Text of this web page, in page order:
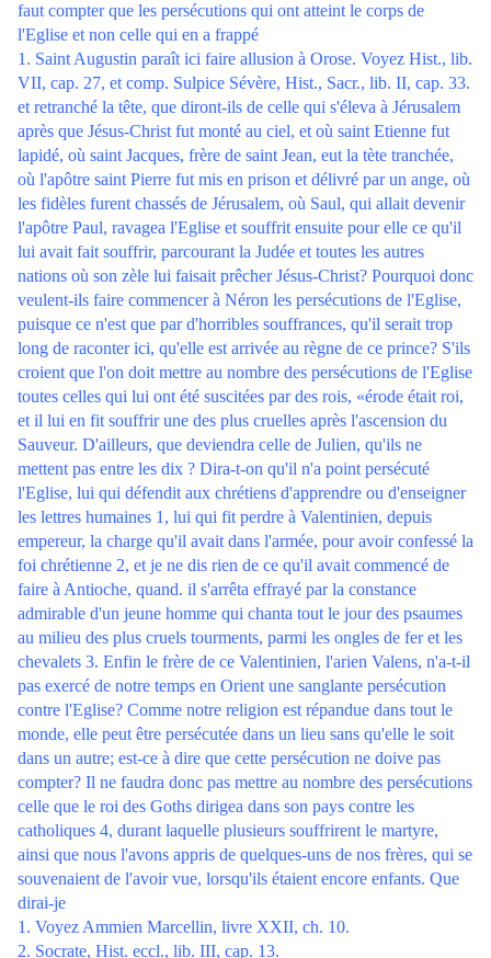
faut compter que les persécutions qui ont atteint le corps de
l'Eglise et non celle qui en a frappé
1. Saint Augustin paraît ici faire allusion à Orose. Voyez Hist., lib.
VII, cap. 27, et comp. Sulpice Sévère, Hist., Sacr., lib. II, cap. 33.
et retranché la tête, que diront-ils de celle qui s'éleva à Jérusalem
après que Jésus-Christ fut monté au ciel, et où saint Etienne fut
lapidé, où saint Jacques, frère de saint Jean, eut la tète tranchée,
où l'apôtre saint Pierre fut mis en prison et délivré par un ange, où
les fidèles furent chassés de Jérusalem, où Saul, qui allait devenir
l'apôtre Paul, ravagea l'Eglise et souffrit ensuite pour elle ce qu'il
lui avait fait souffrir, parcourant la Judée et toutes les autres
nations où son zèle lui faisait prêcher Jésus-Christ? Pourquoi donc
veulent-ils faire commencer à Néron les persécutions de l'Eglise,
puisque ce n'est que par d'horribles souffrances, qu'il serait trop
long de raconter ici, qu'elle est arrivée au règne de ce prince? S'ils
croient que l'on doit mettre au nombre des persécutions de l'Eglise
toutes celles qui lui ont été suscitées par des rois, «érode était roi,
et il lui en fit souffrir une des plus cruelles après l'ascension du
Sauveur. D'ailleurs, que deviendra celle de Julien, qu'ils ne
mettent pas entre les dix ? Dira-t-on qu'il n'a point persécuté
l'Eglise, lui qui défendit aux chrétiens d'apprendre ou d'enseigner
les lettres humaines 1, lui qui fit perdre à Valentinien, depuis
empereur, la charge qu'il avait dans l'armée, pour avoir confessé la
foi chrétienne 2, et je ne dis rien de ce qu'il avait commencé de
faire à Antioche, quand. il s'arrêta effrayé par la constance
admirable d'un jeune homme qui chanta tout le jour des psaumes
au milieu des plus cruels tourments, parmi les ongles de fer et les
chevalets 3. Enfin le frère de ce Valentinien, l'arien Valens, n'a-t-il
pas exercé de notre temps en Orient une sanglante persécution
contre l'Eglise? Comme notre religion est répandue dans tout le
monde, elle peut être persécutée dans un lieu sans qu'elle le soit
dans un autre; est-ce à dire que cette persécution ne doive pas
compter? Il ne faudra donc pas mettre au nombre des persécutions
celle que le roi des Goths dirigea dans son pays contre les
catholiques 4, durant laquelle plusieurs souffrirent le martyre,
ainsi que nous l'avons appris de quelques-uns de nos frères, qui se
souvenaient de l'avoir vue, lorsqu'ils étaient encore enfants. Que
dirai-je
1. Voyez Ammien Marcellin, livre XXII, ch. 10.
2. Socrate, Hist. eccl., lib. III, cap. 13.